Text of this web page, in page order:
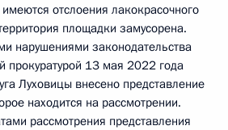
отслоения лакокрасочного
площадки замусорена.
нарушениями законодательства
прокуратурой 13 мая 2022 года
Луховицы внесено представление
находится на рассмотрении.
рассмотрения представления